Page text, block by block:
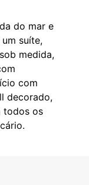
do mar e
suíte,
medida,
com
decorado,
todos os